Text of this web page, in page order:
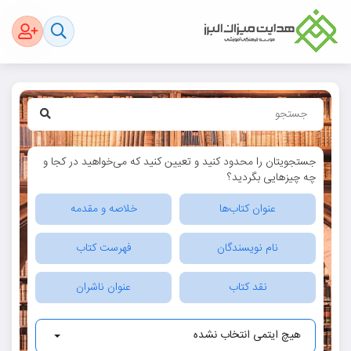
جستجویتان را محدود کنید و تعیین کنید که می‌خواهید در کجا و
چه چیزهایی بگردید؟
عنوان کتاب‌ها
خلاصه و مقدمه
نام نویسندگان فهرست کتاب
نقد کتاب عنوان ناشران
هیچ ایتمی انتخاب نشده